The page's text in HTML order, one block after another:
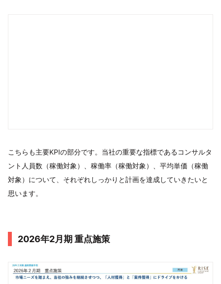
こちらも主要KPIの部分です。当社の重要な指標であるコンサルタ
ント人員数（稼働対象）、稼働率（稼働対象）、平均単価（稼働
対象）について、それぞれしっかりと計画を達成していきたいと
思います。
2026年2月期 重点施策